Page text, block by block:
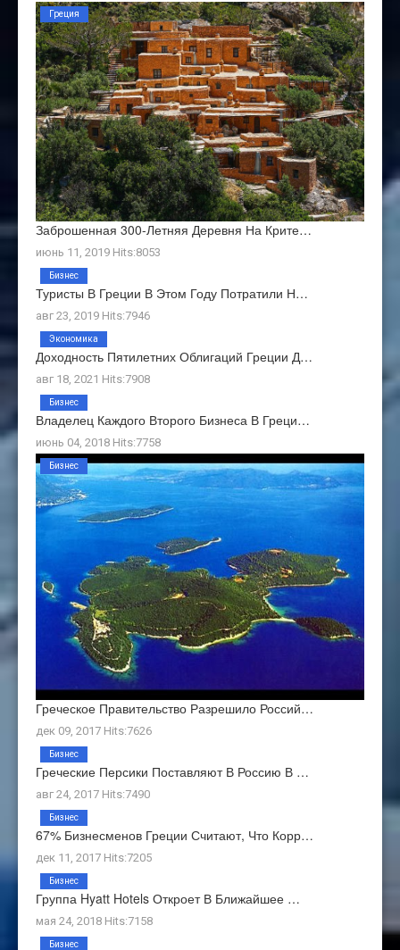
Заброшенная 300-Летняя Деревня На Крите…
июнь 11, 2019 Hits:8053
Греция
Туристы В Греции В Этом Году Потратили Н…
авг 23, 2019 Hits:7946
Бизнес
Доходность Пятилетних Облигаций Греции Д…
авг 18, 2021 Hits:7908
Экономика
Владелец Каждого Второго Бизнеса В Греци…
июнь 04, 2018 Hits:7758
Бизнес
Греческое Правительство Разрешило Россий…
дек 09, 2017 Hits:7626
Бизнес
Греческие Персики Поставляют В Россию В …
авг 24, 2017 Hits:7490
Бизнес
67% Бизнесменов Греции Считают, Что Корр…
дек 11, 2017 Hits:7205
Бизнес
Группа Hyatt Hotels Откроет В Ближайшее …
мая 24, 2018 Hits:7158
Бизнес
Бизнес